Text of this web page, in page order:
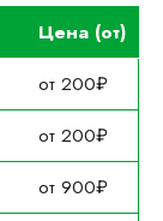
Цена (от)
от 200₽
от 200₽
от 900₽